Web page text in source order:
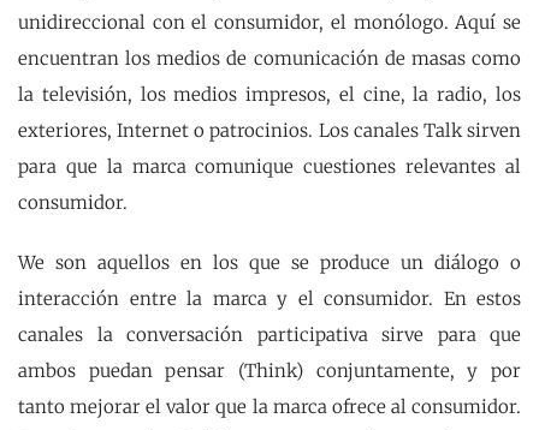
unidireccional con el consumidor, el monólogo. Aquí se
encuentran los medios de comunicación de masas como
la televisión, los medios impresos, el cine, la radio, los
exteriores, Internet o patrocinios. Los canales Talk sirven
para que la marca comunique cuestiones relevantes al
consumidor.
We son aquellos en los que se produce un diálogo o
interacción entre la marca y el consumidor. En estos
canales la conversación participativa sirve para que
ambos puedan pensar (Think) conjuntamente, y por
tanto mejorar el valor que la marca ofrece al consumidor.